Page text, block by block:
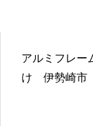
アルミフレー
け 伊勢崎市